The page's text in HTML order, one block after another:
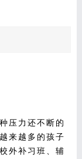
压力还不断的
来越多的孩子
外补习班、辅